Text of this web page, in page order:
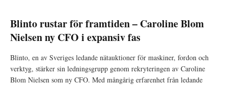
Blinto rustar för framtiden – Caroline Blom
Nielsen ny CFO i expansiv fas
Blinto, en av Sveriges ledande nätauktioner för maskiner, fordon och
verktyg, stärker sin ledningsgrupp genom rekryteringen av Caroline
Blom Nielsen som ny CFO. Med mångårig erfarenhet från ledande